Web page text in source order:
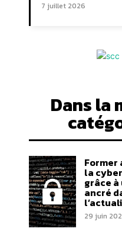
7 juillet 2026
Dans la
Former
la
grâce
ancré
29 juin